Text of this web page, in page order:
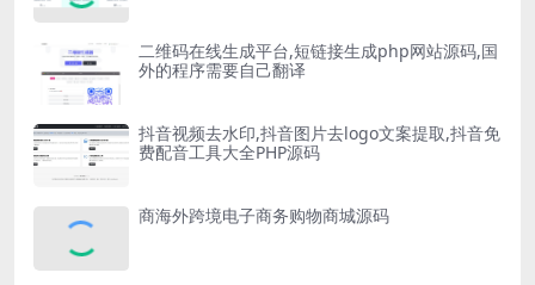
二维码在线生成平台,短链接生成php网站源码,国
外的程序需要自己翻译
抖音视频去水印,抖音图片去logo文案提取,抖音免
费配音工具大全PHP源码
商海外跨境电子商务购物商城源码